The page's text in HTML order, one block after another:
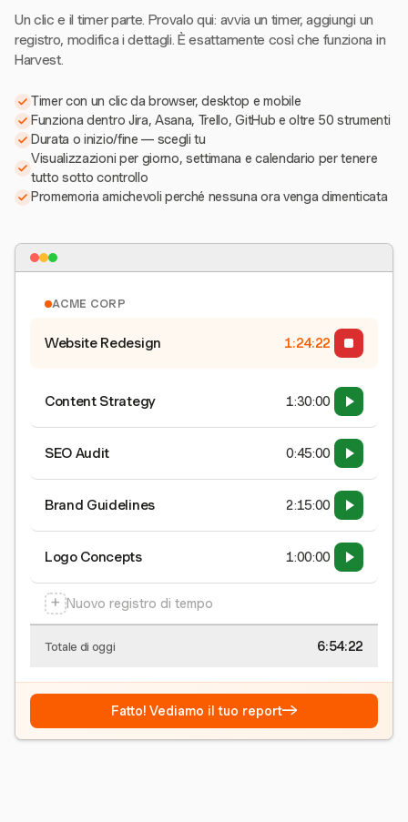
Un clic e il timer parte. Provalo qui: avvia un timer, aggiungi un
registro, modifica i dettagli. È esattamente così che funziona in
Harvest.
Timer con un clic da browser, desktop e mobile
Funziona dentro Jira, Asana, Trello, GitHub e oltre 50 strumenti
Durata o inizio/fine — scegli tu
Visualizzazioni per giorno, settimana e calendario per tenere
tutto sotto controllo
Promemoria amichevoli perché nessuna ora venga dimenticata
ACME CORP
Website Redesign 1:24:22
Content Strategy 1:30:00
SEO Audit 0:45:00
Brand Guidelines 2:15:00
Logo Concepts 1:00:00
+ Nuovo registro di tempo
Totale di oggi 6:54:22
Fatto! Vediamo il tuo report→